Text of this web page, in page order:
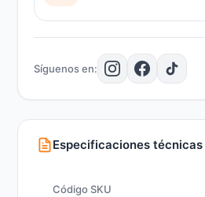
Especificaciones técnicas
Código SKU
Síguenos en: